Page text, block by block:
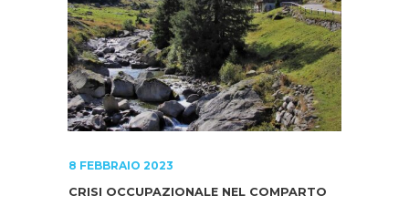
8 FEBBRAIO 2023
CRISI OCCUPAZIONALE NEL COMPARTO